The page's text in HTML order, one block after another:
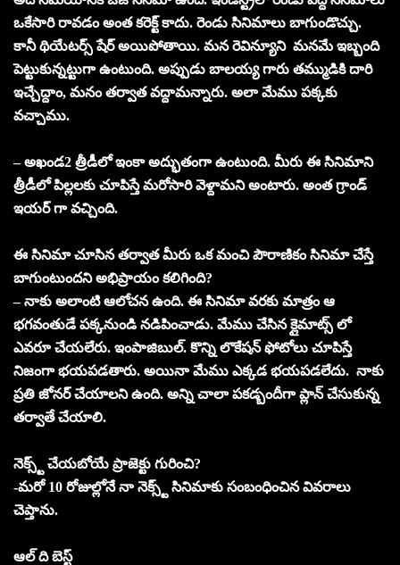
ఒకేసారి రావడం అంత కరెక్ట్ కాదు. రెండు సినిమాలు బాగుండొచ్చు.
కానీ థియేటర్స్ షేర్ అయిపోతాయి. మన రెవిన్యూని మనమే ఇబ్బంది
పెట్టుకున్నట్టుగా ఉంటుంది. అప్పుడు బాలయ్య గారు తమ్ముడికి దారి
ఇచ్చేద్దాం, మనం తర్వాత వద్దామన్నారు. అలా మేము పక్కకు
వచ్చాము.
– అఖండ2 త్రీడీలో ఇంకా అద్భుతంగా ఉంటుంది. మీరు ఈ సినిమాని
త్రీడీలో పిల్లలకు చూపిస్తే మరోసారి వెళ్దామని అంటారు. అంత గ్రాండ్
ఇయర్ గా వచ్చింది.
ఈ సినిమా చూసిన తర్వాత మీరు ఒక మంచి పౌరాణికం సినిమా చేస్తే
బాగుంటుందని అభిప్రాయం కలిగింది?
– నాకు అలాంటి ఆలోచన ఉంది. ఈ సినిమా వరకు మాత్రం ఆ
భగవంతుడే పక్కనుండి నడిపించాడు. మేము చేసిన క్లైమాట్స్ లో
ఎవరూ చేయలేరు. ఇంపాజిబుల్. కొన్ని లొకేషన్ ఫోటోలు చూపిస్తే
నిజంగా భయపడతారు. అయినా మేము ఎక్కడ భయపడలేదు. నాకు
ప్రతి జోనర్ చేయాలని ఉంది. అన్ని చాలా పకడ్బందీగా ప్లాన్ చేసుకున్న
తర్వాతే చేయాలి.
నెక్స్ట్ చేయబోయే ప్రాజెక్టు గురించి?
-మరో 10 రోజుల్లోనే నా నెక్స్ట్ సినిమాకు సంబంధించిన వివరాలు
చెప్తాను.
ఆల్ ది బెస్ట్